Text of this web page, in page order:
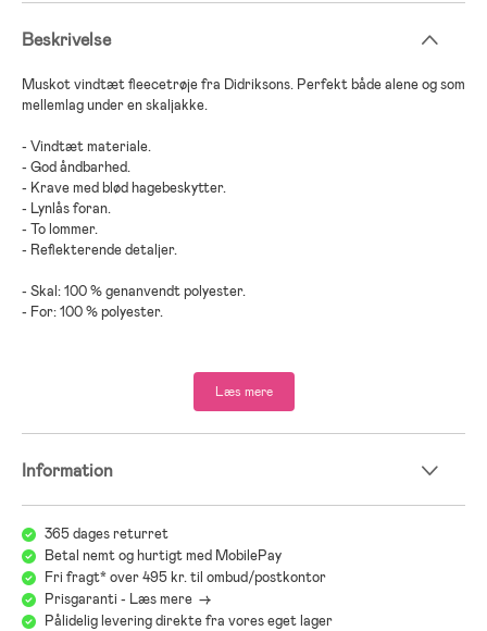
Beskrivelse
Muskot vindtæt fleecetrøje fra Didriksons. Perfekt både alene og som
mellemlag under en skaljakke.
- Vindtæt materiale.
- God åndbarhed.
- Krave med blød hagebeskytter.
- Lynlås foran.
- To lommer.
- Reflekterende detaljer.
- Skal: 100 % genanvendt polyester.
- For: 100 % polyester.
Læs mere
Information
365 dages returret
Betal nemt og hurtigt med MobilePay
Fri fragt* over 495 kr. til ombud/postkontor
Prisgaranti - Læs mere ->
Pålidelig levering direkte fra vores eget lager